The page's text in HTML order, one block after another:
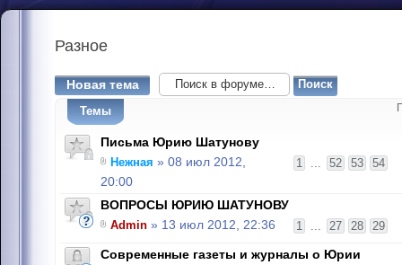
Разное
Новая тема
Темы
Письма Юрию Шатунову
1 ... 52 53 54
Нежная » 08 июл 2012,
20:00
ВОПРОСЫ ЮРИЮ ШАТУНОВУ
1 ... 27 28 29
Admin » 13 июл 2012, 22:36
Современные газеты и журналы о Юрии